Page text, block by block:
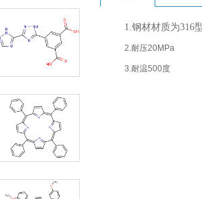
1. 钢材材质为316
2.耐压20MPa
3.耐温500度